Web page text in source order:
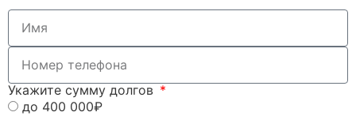
Укажите сумму долгов
до 400 000₽